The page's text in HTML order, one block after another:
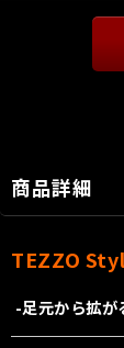
商品詳細
TEZZO
-足元から拡